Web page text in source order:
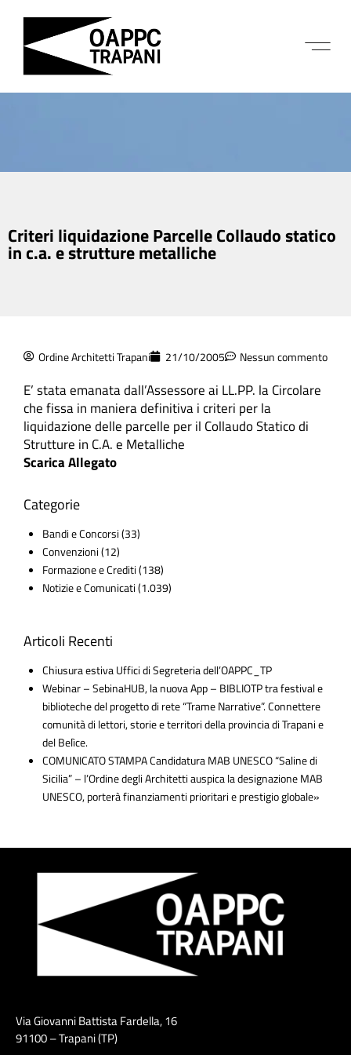
Criteri liquidazione Parcelle Collaudo statico
in c.a. e strutture metalliche
Ordine Architetti Trapani 21/10/2005 Nessun commento
E’ stata emanata dall’Assessore ai LL.PP. la Circolare
che fissa in maniera definitiva i criteri per la
liquidazione delle parcelle per il Collaudo Statico di
Strutture in C.A. e Metalliche
Scarica Allegato
Categorie
Bandi e Concorsi(33)
Convenzioni(12)
Formazione e Crediti(138)
Notizie e Comunicati(1.039)
Articoli Recenti
Chiusura estiva Uffici di Segreteria dell’OAPPC_TP
Webinar – SebinaHUB, la nuova App – BIBLIOTP tra festival e
biblioteche del progetto di rete “Trame Narrative”. Connettere
comunità di lettori, storie e territori della provincia di Trapani e
del Belìce.
COMUNICATO STAMPA Candidatura MAB UNESCO “Saline di
Sicilia” – l’Ordine degli Architetti auspica la designazione MAB
UNESCO, porterà finanziamenti prioritari e prestigio globale»
Via Giovanni Battista Fardella, 16
91100 – Trapani (TP)